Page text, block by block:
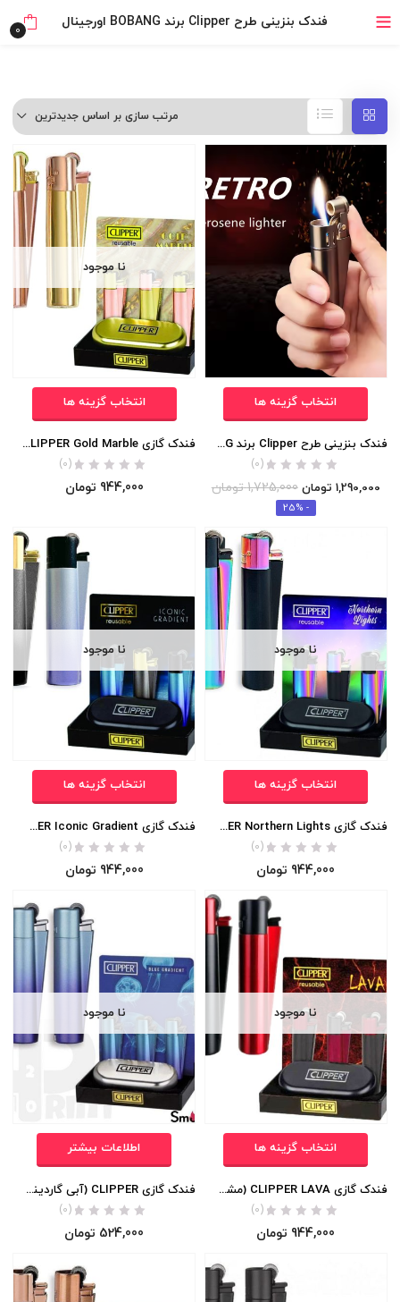
خرید قسطی با ترب‌پیفندک بنزینی طرح Clipper برند BOBANG اورجینال 0
مرتب سازی بر اساس جدیدترین
انتخاب گزینه ها
فندک بنزینی طرح Clipper برند BOBANG اورجینال
(0)
1,290,000 تومان 1,725,000 تومان
- 25%
نا موجود
انتخاب گزینه ها
فندک گازی CLIPPER Gold Marble (طلایی رزگلد) اورجینال
(0)
944,000 تومان
نا موجود
انتخاب گزینه ها
فندک گازی CLIPPER Northern Lights (مشکی هفترنگ) اورجینال
(0)
944,000 تومان
نا موجود
انتخاب گزینه ها
فندک گازی CLIPPER Iconic Gradient (مشکی ابی) اورجینال
(0)
944,000 تومان
نا موجود
انتخاب گزینه ها
فندک گازی CLIPPER LAVA (مشکی قرمز) اورجینال
(0)
944,000 تومان
نا موجود
اطلاعات بیشتر
فندک گازی CLIPPER (آبی گاردینت) اورجینال
(0)
524,000 تومان